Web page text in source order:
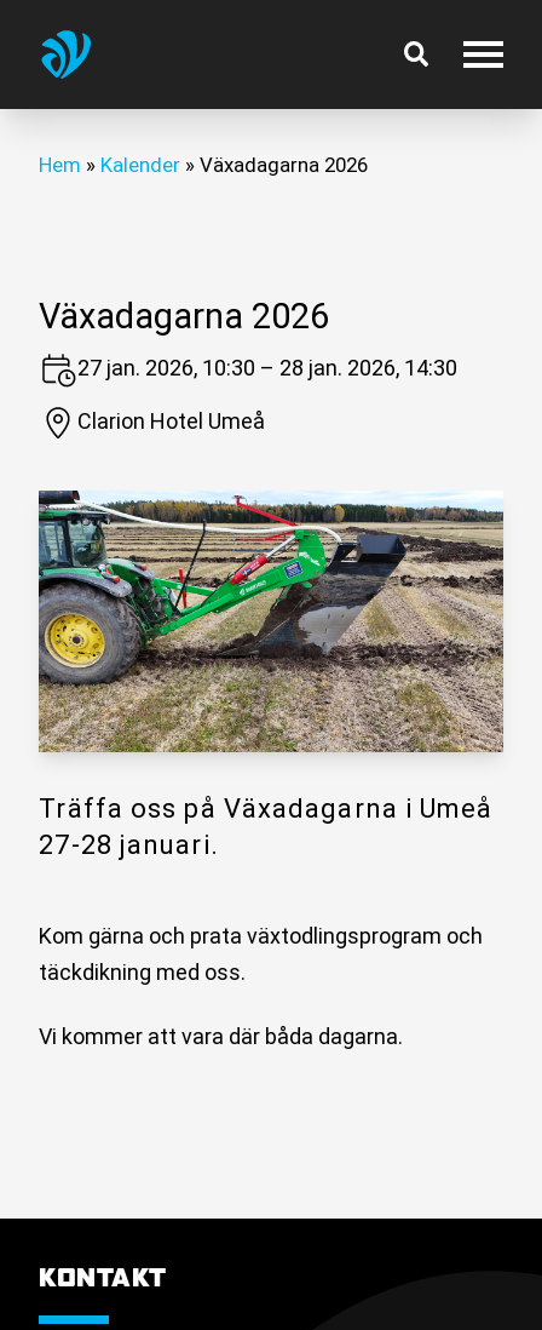
Hem » Kalender »Växadagarna 2026
Växadagarna 2026
27 jan. 2026, 10:30 – 28 jan. 2026, 14:30
Clarion Hotel Umeå
Träffa oss på Växadagarna i Umeå
27-28 januari.
Kom gärna och prata växtodlingsprogram och
täckdikning med oss.
Vi kommer att vara där båda dagarna.
KONTAKT